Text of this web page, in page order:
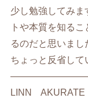
少し勉強してみま
トや本質を知る
るのだと思いまし
ちょっと反省して
LINN